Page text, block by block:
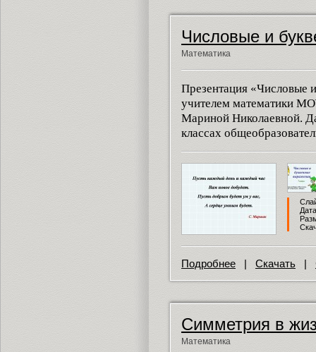
Числовые и
Математика
Презентация «Числовые
учителем математики
Мариной Николаевной.
классах
Подробнее | Скачать |
Симметрия в
Математика